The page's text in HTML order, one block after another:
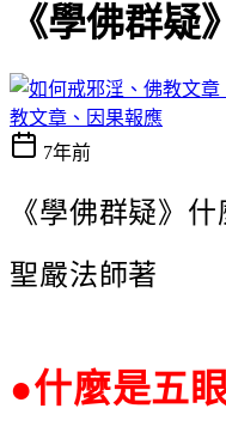
《學佛群疑
教文章、因果報應
7年前
《學佛群疑》 什
聖嚴法師著
●什麼是五